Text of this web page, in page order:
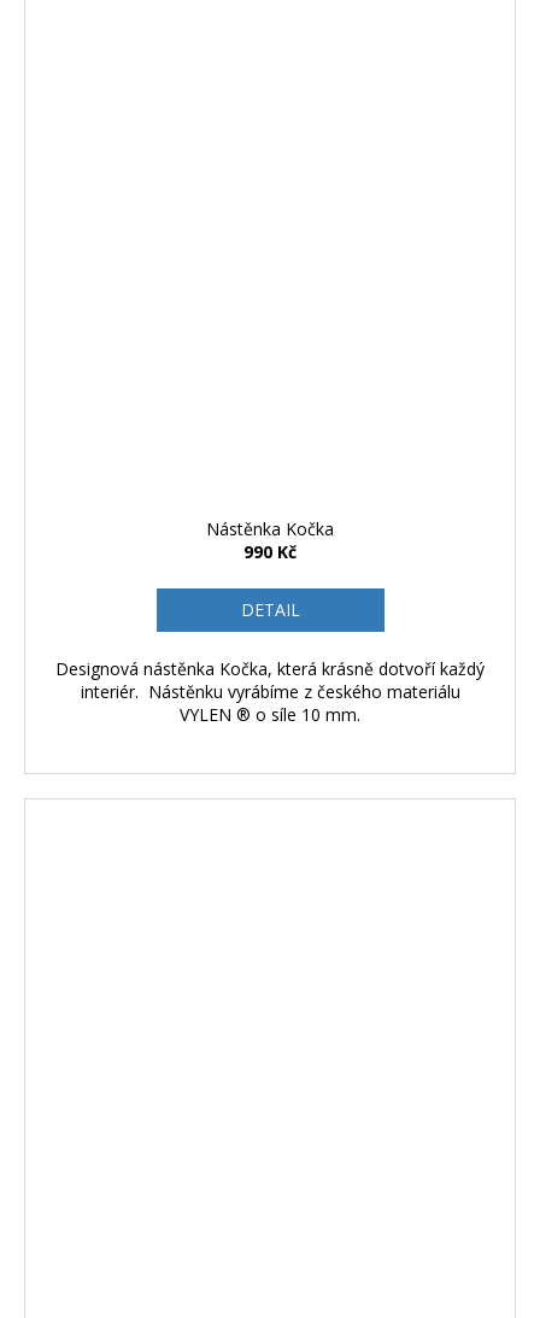
Nástěnka Kočka
990 Kč
DETAIL
Designová nástěnka Kočka, která krásně dotvoří každý
interiér. Nástěnku vyrábíme z českého materiálu
VYLEN ® o síle 10 mm.